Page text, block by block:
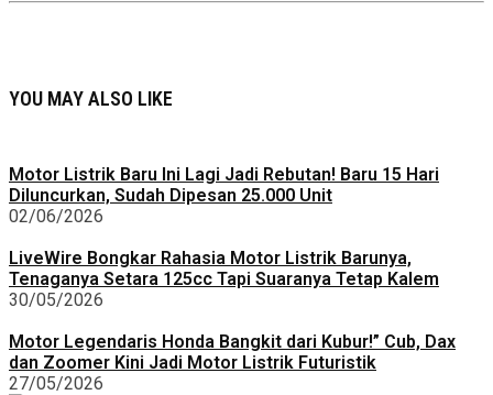
YOU MAY ALSO LIKE
Motor Listrik Baru Ini Lagi Jadi Rebutan! Baru 15 Hari
Diluncurkan, Sudah Dipesan 25.000 Unit
02/06/2026
LiveWire Bongkar Rahasia Motor Listrik Barunya,
Tenaganya Setara 125cc Tapi Suaranya Tetap Kalem
30/05/2026
Motor Legendaris Honda Bangkit dari Kubur!” Cub, Dax
dan Zoomer Kini Jadi Motor Listrik Futuristik
27/05/2026